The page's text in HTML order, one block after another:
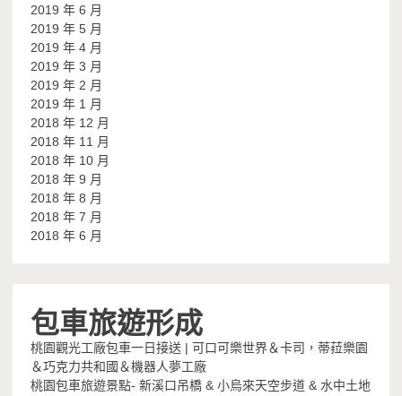
2019 年 6 月
2019 年 5 月
2019 年 4 月
2019 年 3 月
2019 年 2 月
2019 年 1 月
2018 年 12 月
2018 年 11 月
2018 年 10 月
2018 年 9 月
2018 年 8 月
2018 年 7 月
2018 年 6 月
包車旅遊形成
桃園觀光工廠包車一日接送 | 可口可樂世界＆卡司，蒂菈樂園
＆巧克力共和國＆機器人夢工廠
桃園包車旅遊景點- 新溪口吊橋 & 小烏來天空步道 & 水中土地